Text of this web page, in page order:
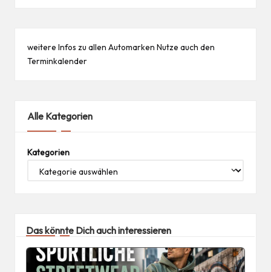
weitere Infos zu allen Automarken Nutze auch den
Terminkalender
Alle Kategorien
Kategorien
Das könnte Dich auch interessieren